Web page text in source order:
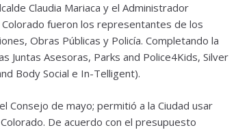
Claudia Mariaca y el Administrador
fueron los representantes de los
Obras Públicas y Policía. Completando la
Juntas Asesoras, Parks and Police4Kids, Silver
Body Social e In-Telligent).
Consejo de mayo; permitió a la Ciudad usar
De acuerdo con el presupuesto